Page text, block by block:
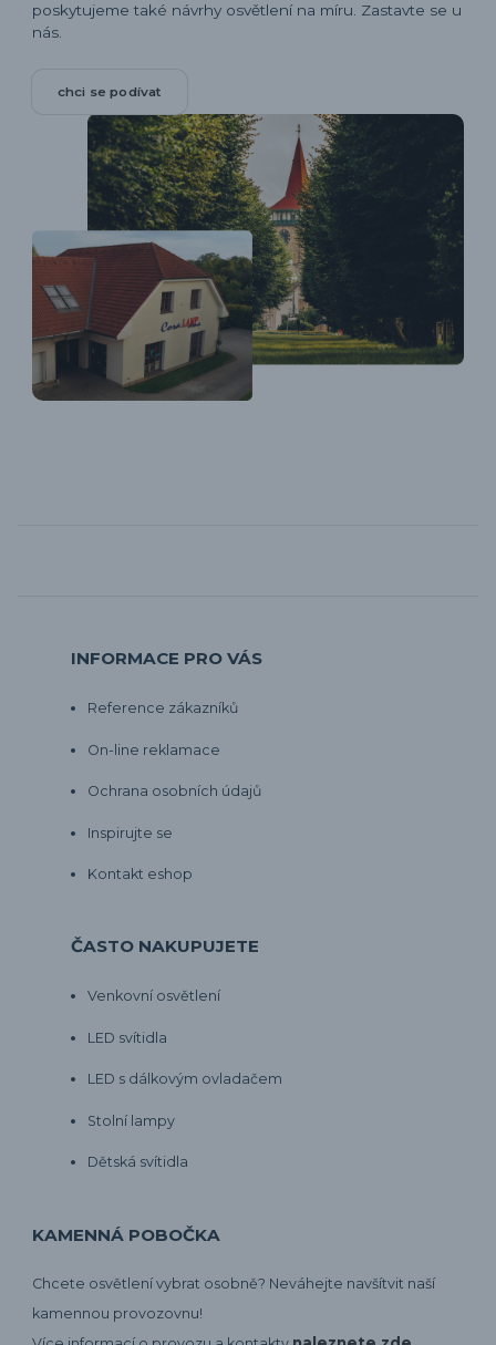
poskytujeme také návrhy osvětlení na míru. Zastavte se u
nás.
chci se podívat
INFORMACE PRO VÁS
Reference zákazníků
On-line reklamace
Ochrana osobních údajů
Inspirujte se
Kontakt eshop
ČASTO NAKUPUJETE
Venkovní osvětlení
LED svítidla
LED s dálkovým ovladačem
Stolní lampy
Dětská svítidla
KAMENNÁ POBOČKA
Chcete osvětlení vybrat osobně? Neváhejte navšítvit naší
kamennou provozovnu!